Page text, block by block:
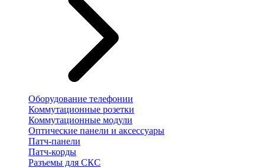
Оборудование телефонии
Коммутационные розетки
Коммутационные модули
Оптические панели и аксессуары
Патч-панели
Патч-корды
Разъемы для СКС